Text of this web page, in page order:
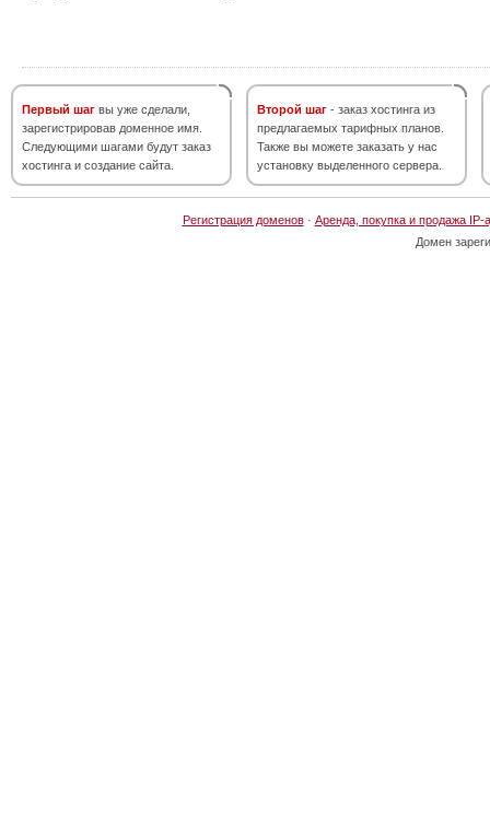
Первый шаг вы уже сделали,
зарегистрировав доменное имя.
Следующими шагами будут заказ
хостинга и создание сайта.
Второй шаг - заказ хостинга из
предлагаемых тарифных планов.
Также вы можете заказать у нас
установку выделенного сервера.
Регистрация доменов· Аренда, покупка и продажа IP-
Домен